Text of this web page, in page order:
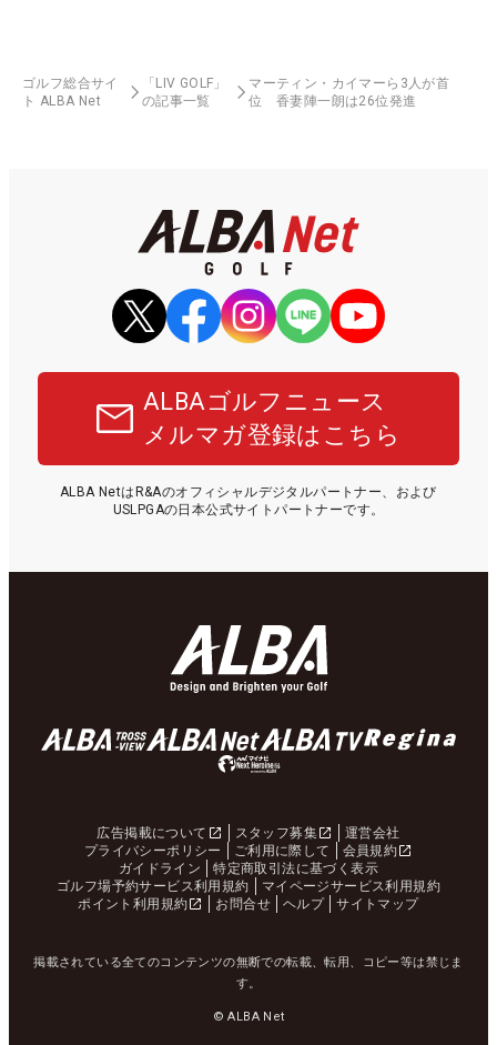
ゴルフ総合サイ
ト ALBA Net
「LIV GOLF」
の記事一覧
マーティン・カイマーら3人が首
位 香妻陣一朗は26位発進
ALBAゴルフニュース
メルマガ登録はこちら
ALBA NetはR&Aのオフィシャルデジタルパートナー、および
USLPGAの日本公式サイトパートナーです。
広告掲載について スタッフ募集
運営会社
プライバシーポリシー
ご利用に際して
会員規約
ガイドライン
特定商取引法に基づく表示
ゴルフ場予約サービス利用規約
マイページサービス利用規約
ポイント利用規約
お問合せ ヘルプ サイトマップ
掲載されている全てのコンテンツの無断での転載、転用、コピー等は禁じま
す。
© ALBA Net